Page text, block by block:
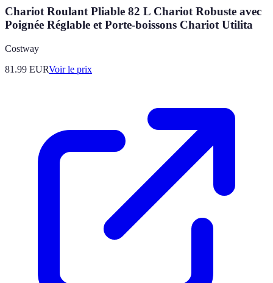
Chariot Roulant Pliable 82 L Chariot Robuste avec
Poignée Réglable et Porte-boissons Chariot Utilita
Costway
81.99 EURVoir le prix